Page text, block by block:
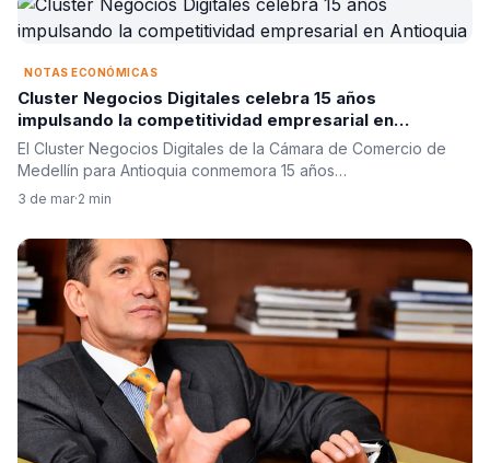
NOTAS ECONÓMICAS
Cluster Negocios Digitales celebra 15 años
impulsando la competitividad empresarial en
Antioquia
El Cluster Negocios Digitales de la Cámara de Comercio de
Medellín para Antioquia conmemora 15 años…
3 de mar·2 min